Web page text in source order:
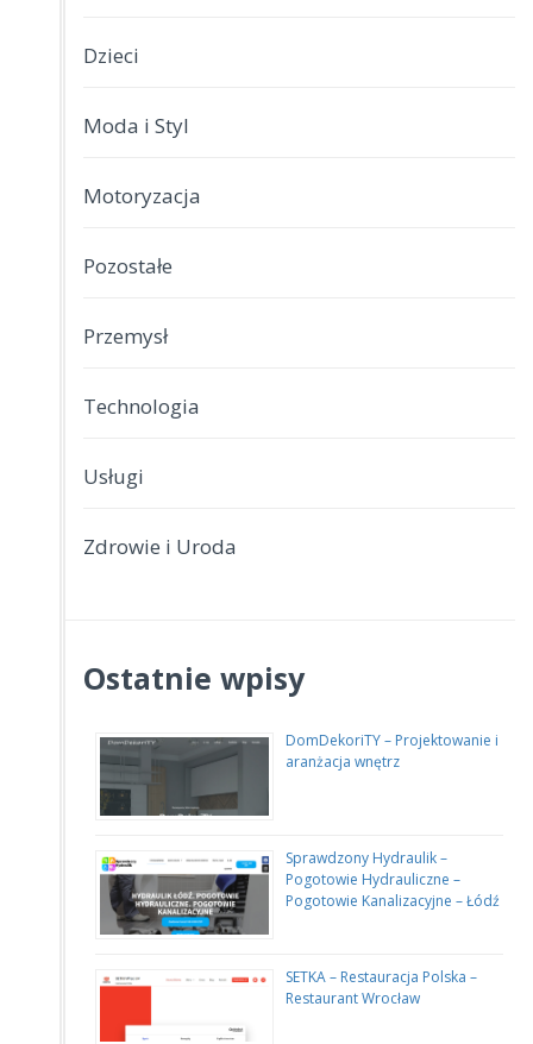
Dzieci
Moda i Styl
Motoryzacja
Pozostałe
Przemysł
Technologia
Usługi
Zdrowie i Uroda
Ostatnie wpisy
DomDekoriTY – Projektowanie i
aranżacja wnętrz
Sprawdzony Hydraulik –
Pogotowie Hydrauliczne –
Pogotowie Kanalizacyjne – Łódź
SETKA – Restauracja Polska –
Restaurant Wrocław